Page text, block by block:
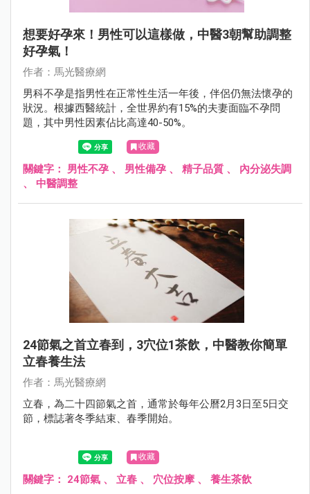
想要好孕來！男性可以這樣做，中醫3朝幫助調整
好孕氣！
作者：馬光醫療網
男科不孕是指男性在正常性生活一年後，伴侶仍無法懷孕的
狀況。根據西醫統計，全世界約有15%的夫妻面臨不孕問
題，其中男性因素佔比高達40-50%。
收藏
關鍵字： 男性不孕 、 男性備孕 、 精子品質 、 內分泌失調
、 中醫調整
24節氣之首立春到，3穴位1茶飲，中醫教你簡單
立春養生法
作者：馬光醫療網
立春，為二十四節氣之首，通常於每年公曆2月3日至5日交
節，標誌著冬季結束、春季開始。
收藏
關鍵字： 24節氣 、 立春 、 穴位按摩 、 養生茶飲